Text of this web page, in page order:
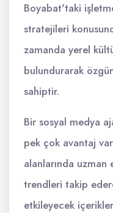
Boyabat'taki
stratejileri
zamanda yerel
bulundurarak
sahiptir.
Bir sosyal medya
pek çok avantaj
alanlarında uzman
trendleri takip
etkileyecek